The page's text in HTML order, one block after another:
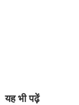
यह भी पढ़ें